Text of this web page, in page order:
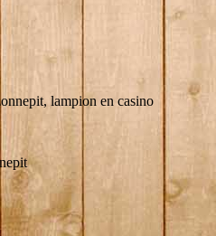
lampion en casino